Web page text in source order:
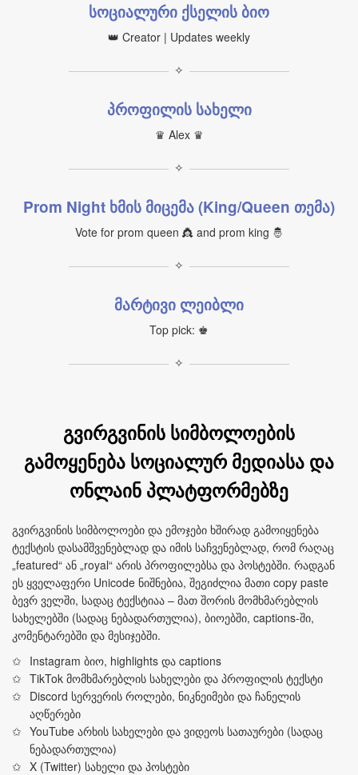
სოციალური ქსელის ბიო
👑 Creator | Updates weekly
✧
პროფილის სახელი
♛ Alex ♛
✧
Prom Night ხმის მიცემა (King/Queen თემა)
Vote for prom queen 👸 and prom king 🤴
✧
მარტივი ლეიბლი
Top pick: ♚
✧
გვირგვინის სიმბოლოების
გამოყენება სოციალურ მედიასა და
ონლაინ პლატფორმებზე
გვირგვინის სიმბოლოები და ემოჯები ხშირად გამოიყენება
ტექსტის დასამშვენებლად და იმის საჩვენებლად, რომ რაღაც
„featured“ ან „royal“ არის პროფილებსა და პოსტებში. რადგან
ეს ყველაფერი Unicode ნიშნებია, შეგიძლია მათი copy paste
ბევრ ველში, სადაც ტექსტიაა – მათ შორის მომხმარებლის
სახელებში (სადაც ნებადართულია), ბიოებში, captions-ში,
კომენტარებში და მესიჯებში.
Instagram ბიო, highlights და captions
TikTok მომხმარებლის სახელები და პროფილის ტექსტი
Discord სერვერის როლები, ნიკნეიმები და ჩანელის
აღწერები
YouTube არხის სახელები და ვიდეოს სათაურები (სადაც
ნებადართულია)
X (Twitter) სახელი და პოსტები